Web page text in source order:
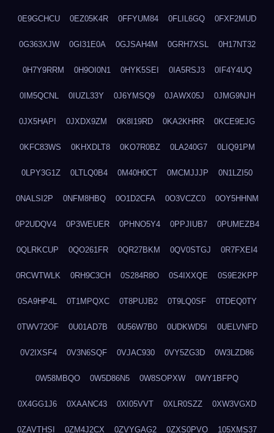
0E9GCHCU 0EZ05K4R 0FFYUM84 0FLIL6GQ 0FXF2MUD
0G363XJW 0GI31E0A 0GJSAH4M 0GRH7XSL 0H17NT32
0H7Y9RRM 0H9OI0N1 0HYK5SEI 0IA5RSJ3 0IF4Y4UQ
0IM5QCNL 0IUZL33Y 0J6YMSQ9 0JAWX05J 0JMG9NJH
0JX5HAPI 0JXDX9ZM 0K8I19RD 0KA2KHRR 0KCE9EJG
0KFC83WS 0KHXDLT8 0KO7R0BZ 0LA240G7 0LIQ91PM
0LPY3G1Z 0LTLQ0B4 0M40H0CT 0MCMJJJP 0N1LZI50
0NALSI2P 0NFM8HBQ 0O1D2CFA 0O3VCZC0 0OY5HHNM
0P2UDQV4 0P3WEUER 0PHNO5Y4 0PPJIUB7 0PUMEZB4
0QLRKCUP 0QO261FR 0QR27BKM 0QV0STGJ 0R7FXEI4
0RCWTWLK 0RH9C3CH 0S284R8O 0S4IXXQE 0S9E2KPP
0SA9HP4L 0T1MPQXC 0T8PUJB2 0T9LQ0SF 0TDEQ0TY
0TWV72OF 0U01AD7B 0U56W7B0 0UDKWD5I 0UELVNFD
0V2IXSF4 0V3N6SQF 0VJAC930 0VY5ZG3D 0W3LZD86
0W58MBQO 0W5D86N5 0W8SOPXW 0WY1BFPQ
0X4GG1J6 0XAANC43 0XI05VVT 0XLR0SZZ 0XW3VGXD
0ZAVTHSI 0ZM4J2CX 0ZVYGAG2 0ZXS0PVO 105XMS37